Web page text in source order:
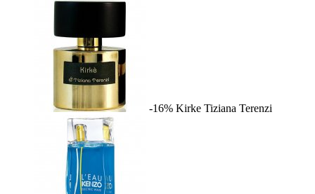
-16% Kirke Tiziana Terenzi